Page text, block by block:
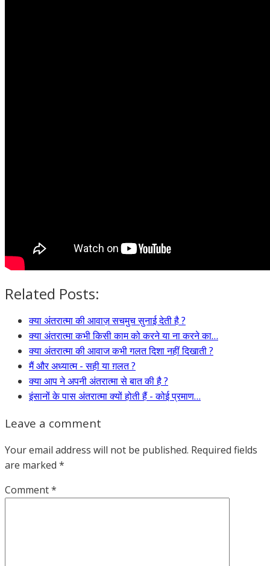
Related Posts:
क्या अंतरात्मा की आवाज़ सचमुच सुनाई देती है ?
क्या अंतरात्मा कभी किसी काम को करने या ना करने का…
क्या अंतरात्मा की आवाज कभी गलत दिशा नहीं दिखाती ?
मैं और अध्यात्म - सही या ग़लत ?
क्या आप ने अपनी अंतरात्मा से बात की है ?
इंसानों के पास अंतरात्मा क्यों होती हैं - कोई प्रमाण…
Leave a comment
Your email address will not be published. Required fields
are marked *
Comment*